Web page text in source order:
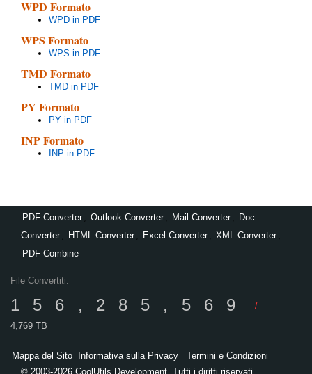
WPD Formato
WPD in PDF
WPS Formato
WPS in PDF
TMD Formato
TMD in PDF
PY Formato
PY in PDF
INP Formato
INP in PDF
PDF Converter , Outlook Converter , Mail Converter ,
Doc
Converter , HTML Converter , Excel Converter , XML Converter ,
PDF Combine
File Convertiti:
156,285,569
/
4,769 TB
Mappa del Sito Informativa sulla Privacy
Termini e Condizioni
© 2003-2026 CoolUtils Development. Tutti i diritti riservati.